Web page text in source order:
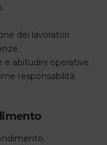
dei lavoratori.
abitudini operative.
responsabilità